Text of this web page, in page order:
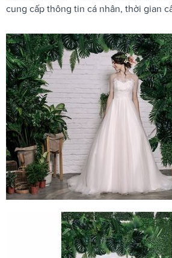
cung cấp thông tin cá nhân, thời gian